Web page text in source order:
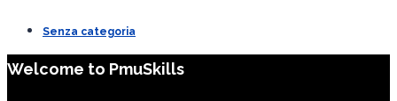
Senza categoria
Welcome to PmuSkills